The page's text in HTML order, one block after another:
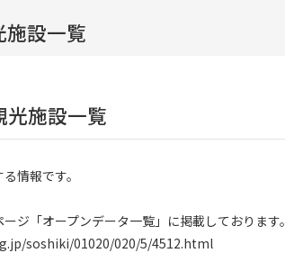
施設一覧
光施設一覧
情報です。
ジ「オープンデータ一覧」に掲載しております。
soshiki/01020/020/5/4512.html